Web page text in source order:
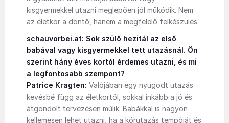
kisgyermekkel utazni meglepően jól működik. Nem
az életkor a döntő, hanem a megfelelő felkészülés.
schauvorbei.at: Sok szülő hezitál az első
babával vagy kisgyermekkel tett utazásnál. Ön
szerint hány éves kortól érdemes utazni, és mi
a legfontosabb szempont?
Patrice Kragten: Valójában egy nyugodt utazás
kevésbé függ az életkortól, sokkal inkább a jó és
átgondolt tervezésen múlik. Babákkal is nagyon
kellemesen lehet utazni, ha a körutazás tempóját és